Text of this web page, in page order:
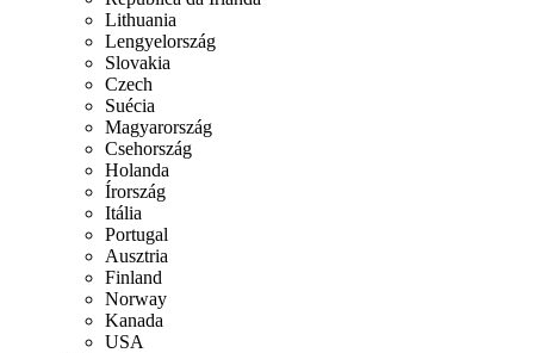
Lithuania
Lengyelország
Slovakia
Czech
Suécia
Magyarország
Csehország
Holanda
Írország
Itália
Portugal
Ausztria
Finland
Norway
Kanada
USA